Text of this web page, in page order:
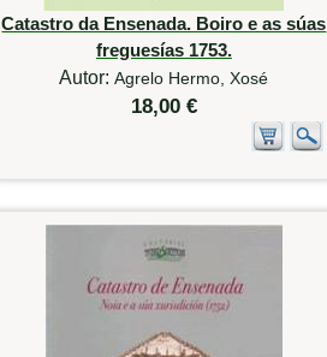
Catastro da Ensenada. Boiro e as súas
freguesías 1753.
Autor:Agrelo Hermo, Xosé
18,00 €